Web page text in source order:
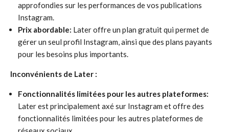
approfondies sur les performances de vos publications
Instagram.
Prix abordable: Later offre un plan gratuit qui permet de
gérer un seul profil Instagram, ainsi que des plans payants
pour les besoins plus importants.
Inconvénients de Later :
Fonctionnalités limitées pour les autres plateformes:
Later est principalement axé sur Instagram et offre des
fonctionnalités limitées pour les autres plateformes de